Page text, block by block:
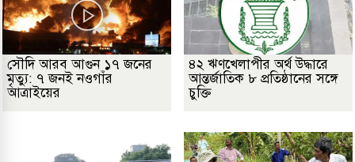
সৌদি আরব আগুন ১৭ জনের
মৃত্যু: ৭ জনই নওগাঁর
আত্রাইয়ের
৪২ ঋণখেলাপীর অর্থ উদ্ধারে
আন্তর্জাতিক ৮ প্রতিষ্ঠানের সঙ্গে
চুক্তি